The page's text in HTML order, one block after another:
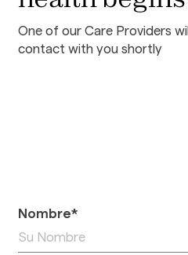
One of our Care Providers
contact with you shortly
Nombre*